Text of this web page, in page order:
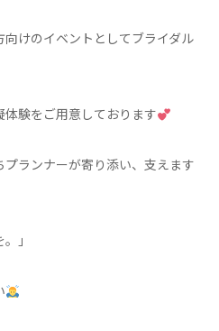
けのイベントとしてブライダル
験をご用意しております
ランナーが寄り添い、支えます
」